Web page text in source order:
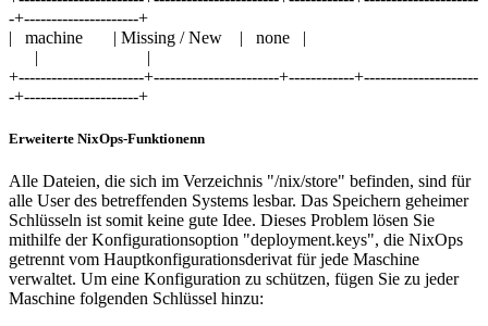
-+---------------------+
| machine | Missing / New | none |
| |
+-----------------------+-----------------------+------------+---------------------
-+---------------------+
Erweiterte NixOps-Funktionenn
Alle Dateien, die sich im Verzeichnis "/nix/store" befinden, sind für
alle User des betreffenden Systems lesbar. Das Speichern geheimer
Schlüsseln ist somit keine gute Idee. Dieses Problem lösen Sie
mithilfe der Konfigurationsoption "deployment.keys", die NixOps
getrennt vom Hauptkonfigurationsderivat für jede Maschine
verwaltet. Um eine Konfiguration zu schützen, fügen Sie zu jeder
Maschine folgenden Schlüssel hinzu: